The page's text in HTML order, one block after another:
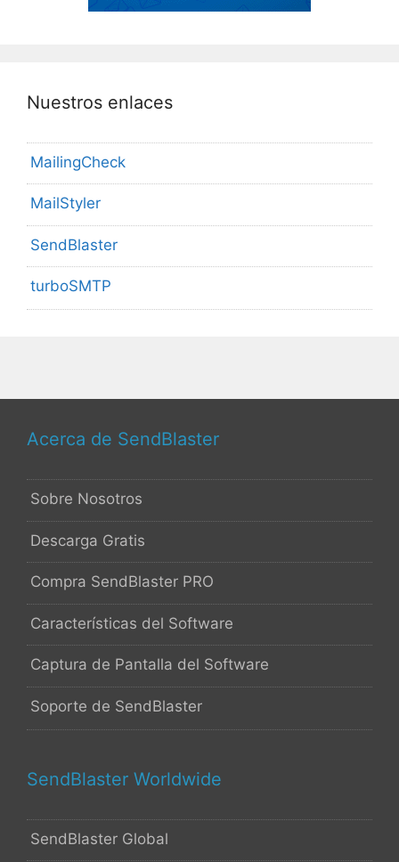
Nuestros enlaces
MailingCheck
MailStyler
SendBlaster
turboSMTP
Acerca de SendBlaster
Sobre Nosotros
Descarga Gratis
Compra SendBlaster PRO
Características del Software
Captura de Pantalla del Software
Soporte de SendBlaster
SendBlaster Worldwide
SendBlaster Global